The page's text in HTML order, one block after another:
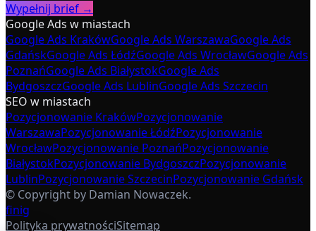
Wypełnij brief →
Google Ads w miastach
Google Ads KrakówGoogle Ads WarszawaGoogle Ads
GdańskGoogle Ads ŁódźGoogle Ads WrocławGoogle Ads
PoznańGoogle Ads BiałystokGoogle Ads
BydgoszczGoogle Ads LublinGoogle Ads Szczecin
SEO w miastach
Pozycjonowanie KrakówPozycjonowanie
WarszawaPozycjonowanie ŁódźPozycjonowanie
WrocławPozycjonowanie PoznańPozycjonowanie
BiałystokPozycjonowanie BydgoszczPozycjonowanie
LublinPozycjonowanie SzczecinPozycjonowanie Gdańsk
© Copyright by Damian Nowaczek.
finig
Polityka prywatnościSitemap